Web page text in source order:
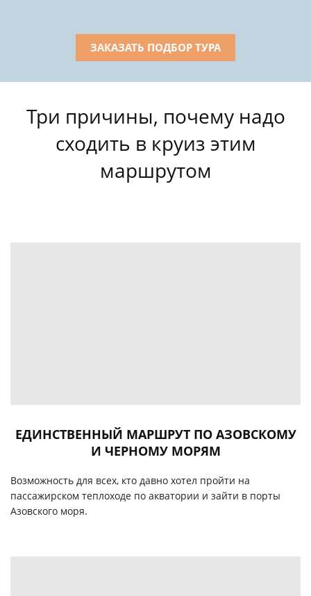
ЗАКАЗАТЬ ПОДБОР ТУРА
Три причины, почему надо
сходить в круиз этим
маршрутом
ЕДИНСТВЕННЫЙ МАРШРУТ ПО АЗОВСКОМУ
И ЧЕРНОМУ МОРЯМ
Возможность для всех, кто давно хотел пройти на
пассажирском теплоходе по акватории и зайти в порты
Азовского моря.